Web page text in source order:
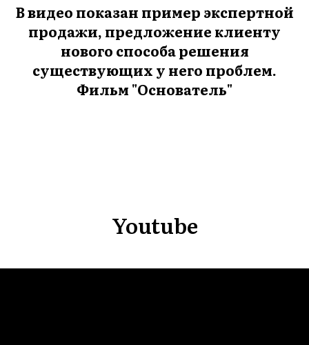
В видео показан пример экспертной
продажи, предложение клиенту
нового способа решения
существующих у него проблем.
Фильм "Основатель"
Youtube